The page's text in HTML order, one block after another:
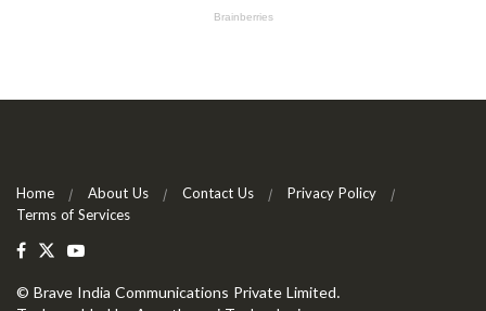
Home About Us Contact Us
Privacy Policy
Terms of Services
© Brave India Communications Private Limited.